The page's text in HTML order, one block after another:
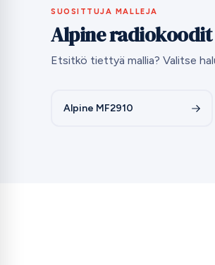
SUOSITTUJA MALLEJA
Alpine
Etsitkö tiettyä mallia? Valitse
Alpine MF2910